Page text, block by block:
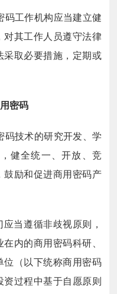
码工作机构应当建立健
对其工作人员遵守法律
采取必要措施，定期或
密码
码技术的研究开发、学
健全统一、开放、竞
鼓励和促进商用密码产
当遵循非歧视原则，
内的商用密码科研、
位（以下统称商用密码
过程中基于自愿原则